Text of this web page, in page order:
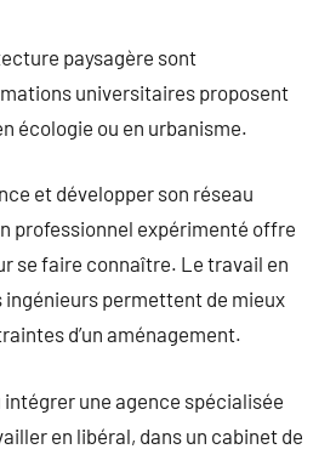
paysagère sont
universitaires proposent
écologie ou en urbanisme.
et développer son réseau
professionnel expérimenté offre
se faire connaître. Le travail en
permettent de mieux
d’un aménagement.
une agence spécialisée
en libéral, dans un cabinet de